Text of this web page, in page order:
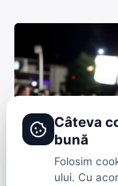
Câteva
bună
Folosim
ului. Cu